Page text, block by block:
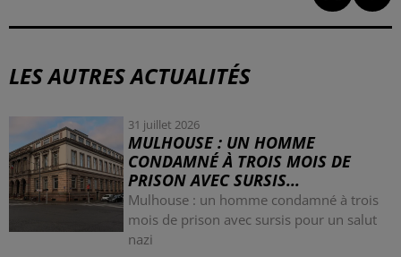
LES AUTRES ACTUALITÉS
31 juillet 2026
MULHOUSE : UN HOMME
CONDAMNÉ À TROIS MOIS DE
PRISON AVEC SURSIS...
Mulhouse : un homme condamné à trois
mois de prison avec sursis pour un salut
nazi